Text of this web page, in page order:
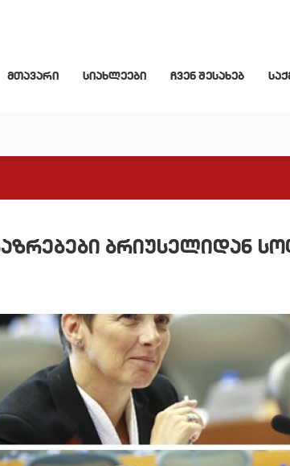
მთავარი სიახლეები ჩვენ შესახებ
ბრიუსელიდან